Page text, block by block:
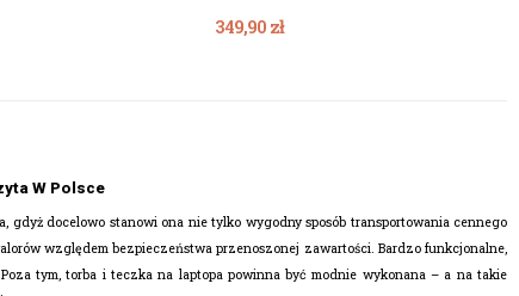
349,90 zł
W Polsce
gdyż docelowo stanowi ona nie tylko wygodny sposób transportowania cennego
względem bezpieczeństwa przenoszonej zawartości. Bardzo funkcjonalne,
tym, torba i teczka na laptopa powinna być modnie wykonana – a na takie